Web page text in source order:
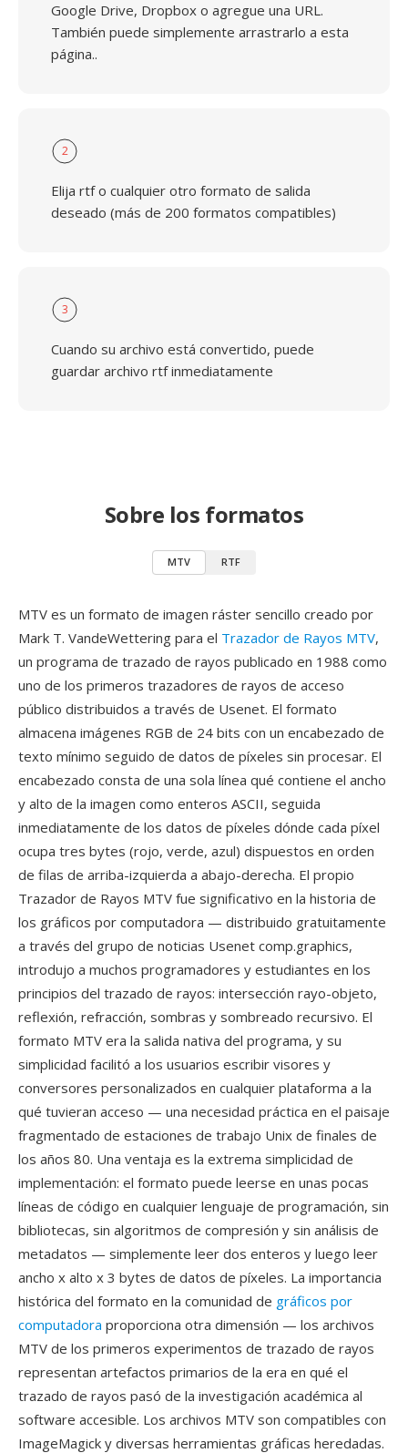
Google Drive, Dropbox o agregue una URL.
También puede simplemente arrastrarlo a esta
página..
2
Elija rtf o cualquier otro formato de salida
deseado (más de 200 formatos compatibles)
3
Cuando su archivo está convertido, puede
guardar archivo rtf inmediatamente
Sobre los formatos
MTV RTF
MTV es un formato de imagen ráster sencillo creado por
Mark T. VandeWettering para el Trazador de Rayos MTV,
un programa de trazado de rayos publicado en 1988 como
uno de los primeros trazadores de rayos de acceso
público distribuidos a través de Usenet. El formato
almacena imágenes RGB de 24 bits con un encabezado de
texto mínimo seguido de datos de píxeles sin procesar. El
encabezado consta de una sola línea qué contiene el ancho
y alto de la imagen como enteros ASCII, seguida
inmediatamente de los datos de píxeles dónde cada píxel
ocupa tres bytes (rojo, verde, azul) dispuestos en orden
de filas de arriba-izquierda a abajo-derecha. El propio
Trazador de Rayos MTV fue significativo en la historia de
los gráficos por computadora — distribuido gratuitamente
a través del grupo de noticias Usenet comp.graphics,
introdujo a muchos programadores y estudiantes en los
principios del trazado de rayos: intersección rayo-objeto,
reflexión, refracción, sombras y sombreado recursivo. El
formato MTV era la salida nativa del programa, y su
simplicidad facilitó a los usuarios escribir visores y
conversores personalizados en cualquier plataforma a la
qué tuvieran acceso — una necesidad práctica en el paisaje
fragmentado de estaciones de trabajo Unix de finales de
los años 80. Una ventaja es la extrema simplicidad de
implementación: el formato puede leerse en unas pocas
líneas de código en cualquier lenguaje de programación, sin
bibliotecas, sin algoritmos de compresión y sin análisis de
metadatos — simplemente leer dos enteros y luego leer
ancho x alto x 3 bytes de datos de píxeles. La importancia
histórica del formato en la comunidad de gráficos por
computadora proporciona otra dimensión — los archivos
MTV de los primeros experimentos de trazado de rayos
representan artefactos primarios de la era en qué el
trazado de rayos pasó de la investigación académica al
software accesible. Los archivos MTV son compatibles con
ImageMagick y diversas herramientas gráficas heredadas.